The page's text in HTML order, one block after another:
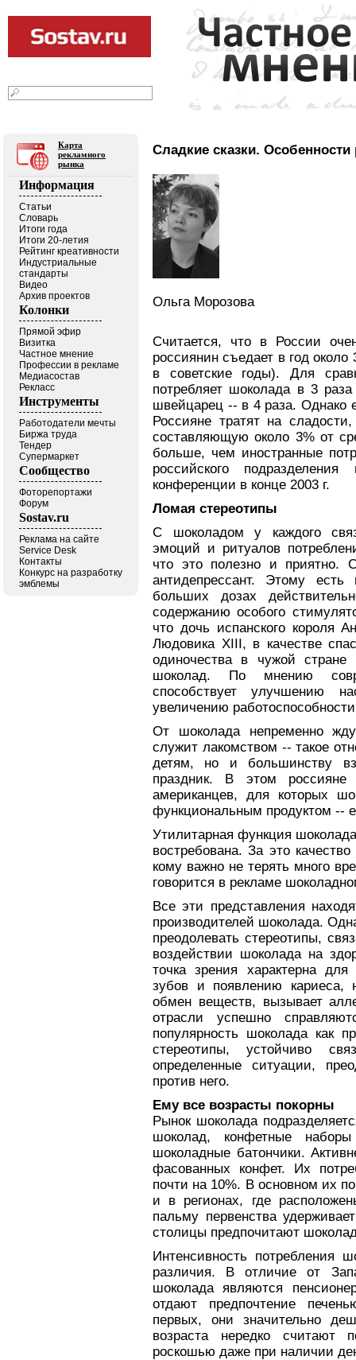
Карта
рекламного
рынка
Информация
Статьи
Словарь
Итоги года
Итоги 20-летия
Рейтинг креативности
Индустриальные
стандарты
Видео
Архив проектов
Колонки
Прямой эфир
Визитка
Частное мнение
Профессии в рекламе
Медиасостав
Рекласс
Инструменты
Работодатели мечты
Биржа труда
Тендер
Супермаркет
Сообщество
Фоторепортажи
Форум
Sostav.ru
Реклама на сайте
Service Desk
Контакты
Конкурс на разработку
эмблемы
Сладкие сказки.
Ольга Морозова
Считается, что в России
россиянин съедает в год
в советские годы). Для
потребляет шоколада в 3
швейцарец -- в 4 раза. Однако
Россияне тратят на
составляющую около 3% от
больше, чем иностранные
российского
конференции в конце 2003 г.
Ломая стереотипы
С шоколадом у каждого
эмоций и ритуалов
что это полезно и приятно.
антидепрессант. Этому
больших дозах
содержанию особого
что дочь испанского короля
Людовика XIII, в качестве
одиночества в чужой стране
шоколад. По мнению
способствует улучшению
увеличению
От шоколада непременно
служит лакомством -- такое
детям, но и большинству
праздник. В этом
американцев, для которых
функциональным продуктом --
Утилитарная функция
востребована. За это
кому важно не терять много
говорится в рекламе
Все эти представления
производителей шоколада.
преодолевать стереотипы,
воздействии шоколада на
точка зрения характерна
зубов и появлению кариеса,
обмен веществ, вызывает
отрасли успешно
популярность шоколада как
стереотипы, устойчиво
определенные ситуации,
против него.
Ему все возрасты покорны
Рынок шоколада
шоколад, конфетные
шоколадные батончики.
фасованных конфет. Их
почти на 10%. В основном их
и в регионах, где
пальму первенства
столицы предпочитают
Интенсивность потребления
различия. В отличие от
шоколада являются
отдают предпочтение
первых, они значительно
возраста нередко считают
роскошью даже при наличии